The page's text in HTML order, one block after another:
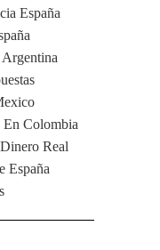
España
En Colombia
Real
España